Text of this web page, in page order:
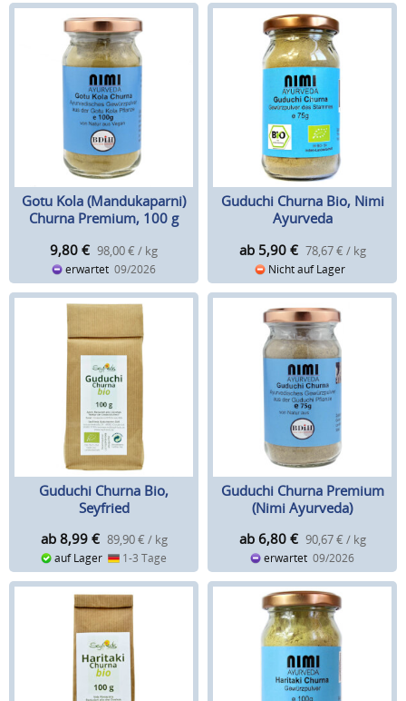
Gotu Kola (Mandukaparni)
Churna Premium, 100 g
9,80 € 98,00 € / kg
erwartet 09/2026
Guduchi Churna Bio, Nimi
Ayurveda
ab 5,90 € 78,67 € / kg
Nicht auf Lager
Guduchi Churna Bio,
Seyfried
ab 8,99 € 89,90 € / kg
auf Lager 1-3 Tage
Guduchi Churna Premium
(Nimi Ayurveda)
ab 6,80 € 90,67 € / kg
erwartet 09/2026